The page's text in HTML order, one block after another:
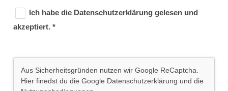
Ich habe die Datenschutzerklärung gelesen und
akzeptiert. *
Aus Sicherheitsgründen nutzen wir Google ReCaptcha.
Hier finedst du die Google Datenschutzerklärung und die